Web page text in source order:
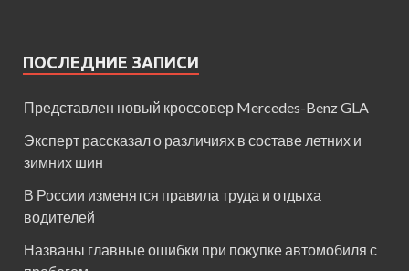
ПОСЛЕДНИЕ ЗАПИСИ
Представлен новый кроссовер Mercedes-Benz GLA
Эксперт рассказал о различиях в составе летних и
зимних шин
В России изменятся правила труда и отдыха
водителей
Названы главные ошибки при покупке автомобиля с